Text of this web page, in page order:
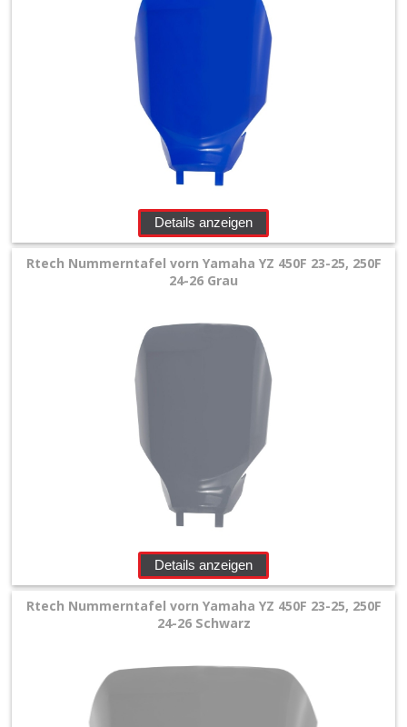
Details anzeigen
Rtech Nummerntafel vorn Yamaha YZ 450F 23-25, 250F
24-26 Grau
Details anzeigen
Rtech Nummerntafel vorn Yamaha YZ 450F 23-25, 250F
24-26 Schwarz